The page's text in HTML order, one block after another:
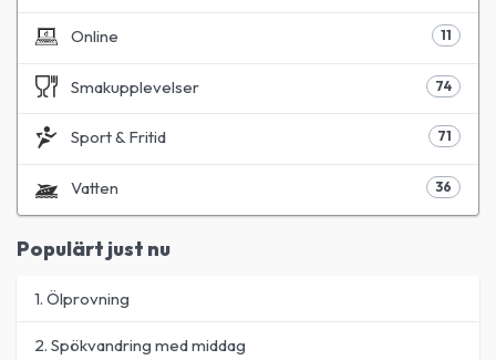
Online 11
Smakupplevelser 74
Sport & Fritid 71
Vatten 36
Populärt just nu
1. Ölprovning
2. Spökvandring med middag